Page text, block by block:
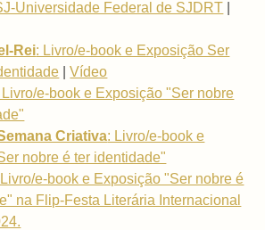
Universidade Federal de SJDRT
Rei: Livro/e-book e Exposição Ser
|Vídeo
Livro/e-book e Exposição "Ser nobre
Criativa: Livro/e-book e
nobre é ter identidade"
e-book e Exposição "Ser nobre é
na Flip-Festa Literária Internacional